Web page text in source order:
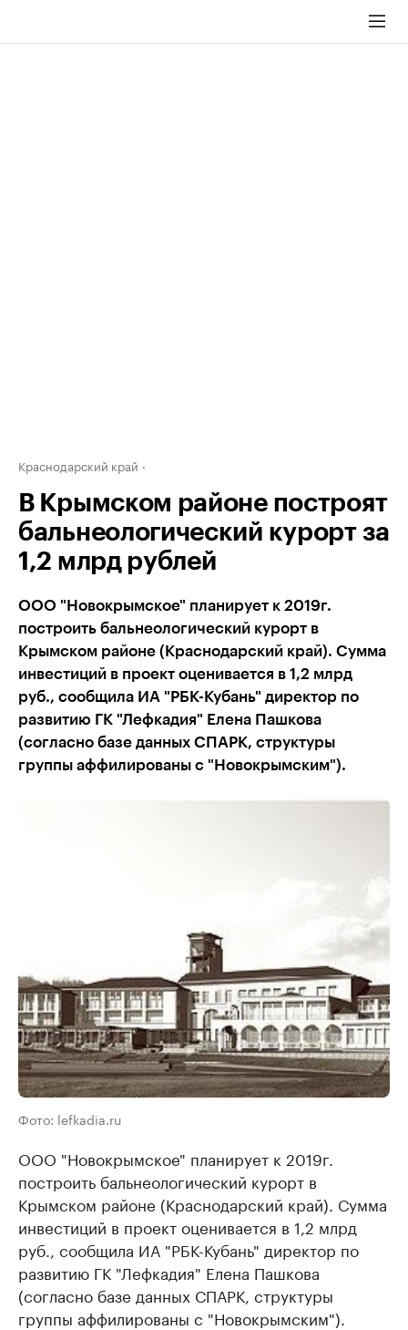
Краснодарский край
В Крымском районе построят
бальнеологический курорт за
1,2 млрд рублей
ООО "Новокрымское" планирует к 2019г.
построить бальнеологический курорт в
Крымском районе (Краснодарский край). Сумма
инвестиций в проект оценивается в 1,2 млрд
руб., сообщила ИА "РБК-Кубань" директор по
развитию ГК "Лефкадия" Елена Пашкова
(согласно базе данных СПАРК, структуры
группы аффилированы с "Новокрымским").
Фото: lefkadia.ru
ООО "Новокрымское" планирует к 2019г.
построить бальнеологический курорт в
Крымском районе (Краснодарский край). Сумма
инвестиций в проект оценивается в 1,2 млрд
руб., сообщила ИА "РБК-Кубань" директор по
развитию ГК "Лефкадия" Елена Пашкова
(согласно базе данных СПАРК, структуры
группы аффилированы с "Новокрымским").